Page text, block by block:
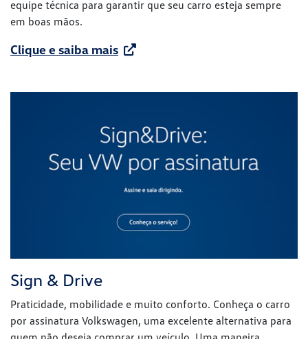
equipe técnica para garantir que seu carro esteja sempre
em boas mãos.
Clique e saiba mais
Sign & Drive
Praticidade, mobilidade e muito conforto. Conheça o carro
por assinatura Volkswagen, uma excelente alternativa para